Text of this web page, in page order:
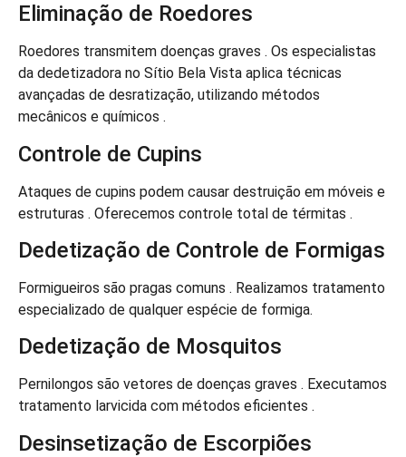
Eliminação de Roedores
Roedores transmitem doenças graves . Os especialistas
da dedetizadora no Sítio Bela Vista aplica técnicas
avançadas de desratização, utilizando métodos
mecânicos e químicos .
Controle de Cupins
Ataques de cupins podem causar destruição em móveis e
estruturas . Oferecemos controle total de térmitas .
Dedetização de Controle de Formigas
Formigueiros são pragas comuns . Realizamos tratamento
especializado de qualquer espécie de formiga.
Dedetização de Mosquitos
Pernilongos são vetores de doenças graves . Executamos
tratamento larvicida com métodos eficientes .
Desinsetização de Escorpiões